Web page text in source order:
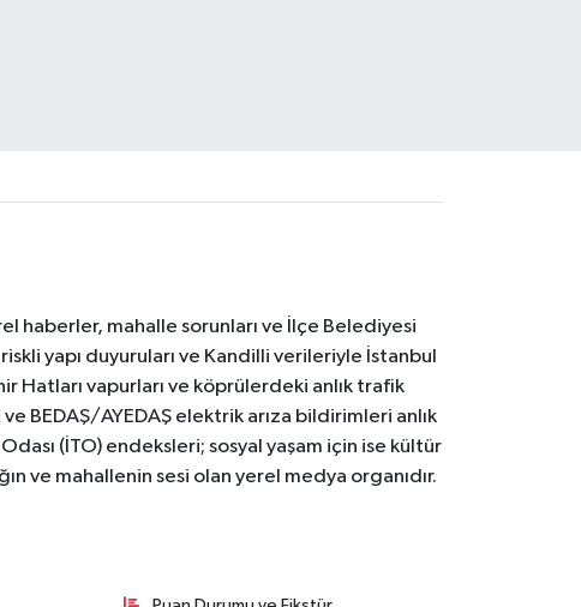
haberler, mahalle sorunları ve İlçe Belediyesi
yapı duyuruları ve Kandilli verileriyle İstanbul
Hatları vapurları ve köprülerdeki anlık trafik
BEDAŞ/AYEDAŞ elektrik arıza bildirimleri anlık
(İTO) endeksleri; sosyal yaşam için ise kültür
ve mahallenin sesi olan yerel medya organıdır.